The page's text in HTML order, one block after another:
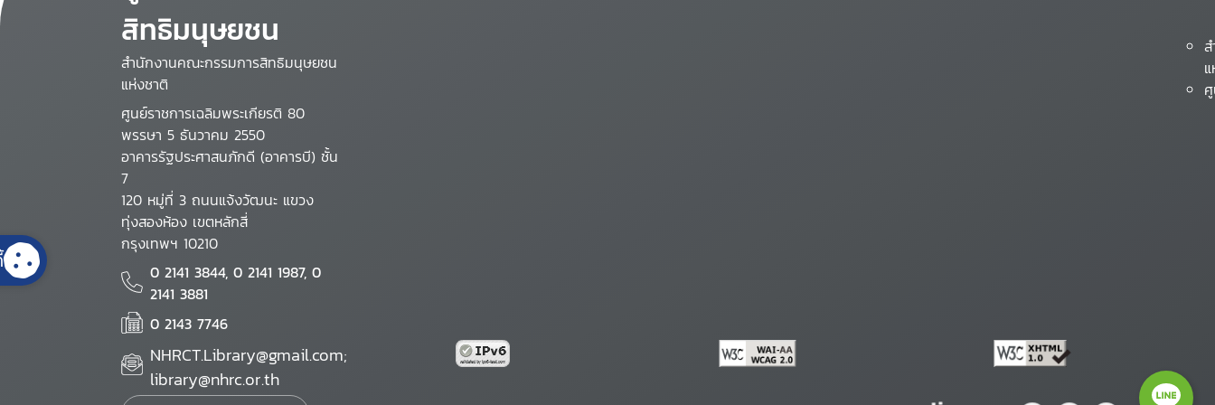
สิทธิมนุษยชน
สำนักงานคณะกรรมการสิทธิมนุษยชน
แห่งชาติ
ศูนย์ราชการเฉลิมพระเกียรติ 80
พรรษา 5 ธันวาคม 2550
อาคารรัฐประศาสนภักดี (อาคารบี) ชั้น
7
120 หมู่ที่ 3 ถนนแจ้งวัฒนะ แขวง
ทุ่งสองห้อง เขตหลักสี่
กรุงเทพฯ 10210
0 2141 3844, 0 2141 1987, 0
2141 3881
0 2143 7746
NHRCT.Library@gmail.com;
library@nhrc.or.th